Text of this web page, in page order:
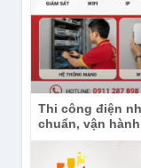
Thi công điện
chuẩn, vận